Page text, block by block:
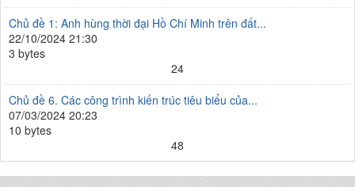
Chủ đề 1: Anh hùng thời đại Hồ Chí Minh trên đất...
22/10/2024 21:30
3 bytes
24
Chủ đề 6. Các công trình kiến trúc tiêu biểu của...
07/03/2024 20:23
10 bytes
48